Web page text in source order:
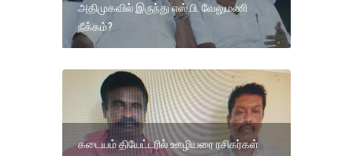
அதிமுகவில் இருந்து எஸ்.பி. வேலுமணி
நீக்கம்?
கடையம் தியேட்டரில் ஊழியரை ரசிகர்கள்